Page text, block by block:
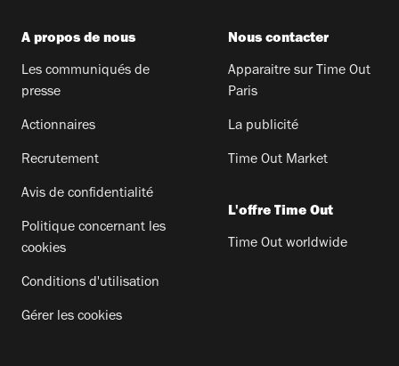
A propos de nous
Les communiqués de
presse
Actionnaires
Recrutement
Avis de confidentialité
Politique concernant les
cookies
Conditions d'utilisation
Gérer les cookies
Nous contacter
Apparaitre sur Time Out
Paris
La publicité
Time Out Market
L'offre Time Out
Time Out worldwide